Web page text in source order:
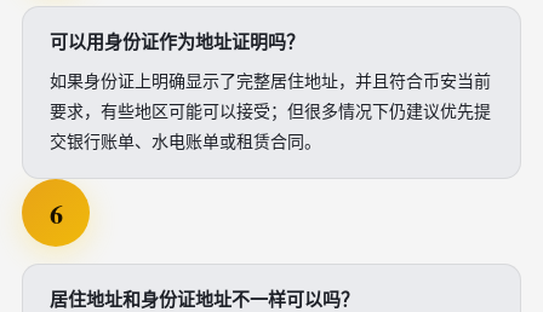
可以用身份证作为地址证明吗？
如果身份证上明确显示了完整居住地址，并且符合币安当前
要求，有些地区可能可以接受；但很多情况下仍建议优先提
交银行账单、水电账单或租赁合同。
6
居住地址和身份证地址不一样可以吗？